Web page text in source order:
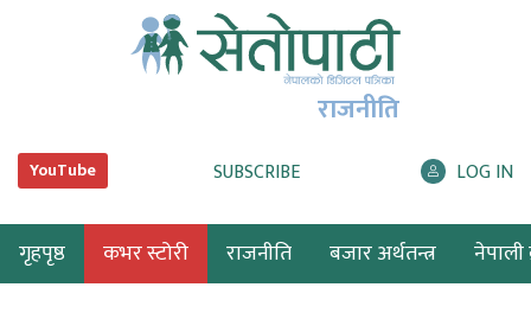
राजनीति
YouTube SUBSCRIBE LOG IN
गृहपृष्ठ कभर स्टोरी राजनीति बजार अर्थतन्त्र नेपाली